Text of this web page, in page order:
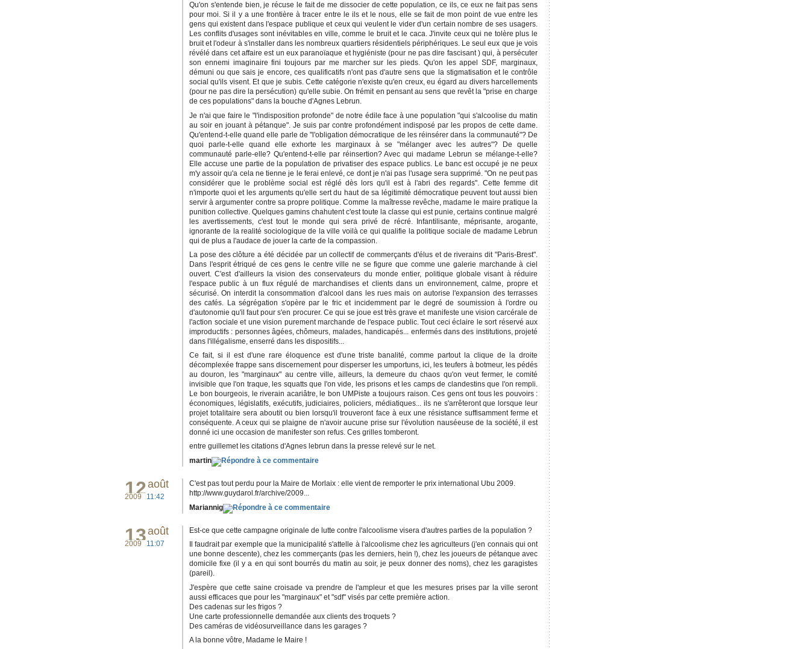
Qu'on s'entende bien, je récuse le fait de me dissocier de cette population, ce ils, ce eux ne fait pas sens
pour moi. Si il y a une frontière à tracer entre le ils et le nous, elle se fait de mon point de vue entre les
gens qui existent dans l'espace publique et ceux qui veulent le vider d'un certain nombre de ses usagers.
Les conflits d'usages sont inévitables en ville, comme le bruit et le caca. J'invite ceux qui ne tolère plus le
bruit et l'odeur à s'installer dans les nombreux quartiers résidentiels périphériques. Le seul eux que je vois
révélé dans cet affaire est un eux paranoïaque et hygiéniste (pour ne pas dire fascisant ) qui, à persécuter
son ennemi imaginaire fini toujours par me marcher sur les pieds. Qu'on les appel SDF, marginaux,
démuni ou que sais je encore, ces qualificatifs n'ont pas d'autre sens que la stigmatisation et le contrôle
social qu'ils visent. Et que je subis. Cette catégorie n'existe qu'en creux, eu égard au divers harcellements
(pour ne pas dire la persécution) qu'elle subie. On frémit en pensant au sens que revêt la "prise en charge
de ces populations" dans la bouche d'Agnes Lebrun.
Je n'ai que faire le "l'indisposition profonde" de notre édile face à une population "qui s'alcoolise du matin
au soir en jouant à pétanque". Je suis par contre profondément indisposé par les propos de cette dame.
Qu'entend-t-elle quand elle parle de "l'obligation démocratique de les réinsérer dans la communauté"? De
quoi parle-t-elle quand elle exhorte les marginaux à se "mélanger avec les autres"? De quelle
communauté parle-elle? Qu'entend-t-elle par réinsertion? Avec qui madame Lebrun se mélange-t-elle?
Elle accuse une partie de la population de privatiser des espace publics. Le banc est occupé je ne peux
m'y assoir qu'a cela ne tienne je le ferai enlevé, ce dont je n'ai pas l'usage sera supprimé. "On ne peut pas
considérer que le problème social est réglé dès lors qu'il est à l'abri des regards". Cette femme dit
n'importe quoi et les arguments qu'elle sert du haut de sa légitimité démocratique peuvent tout aussi bien
servir à argumenter contre sa propre politique. Comme la maîtresse revêche, madame le maire pratique la
punition collective. Quelques gamins chahutent c'est toute la classe qui est punie, certains continue malgré
les avertissements, c'est tout le monde qui sera privé de récré. Infantilisante, méprisante, arogante,
ignorante de la realité sociologique de la ville voilà ce qui qualifie la politique sociale de madame Lebrun
qui de plus a l'audace de jouer la carte de la compassion.
La pose des clôture a été décidée par un collectif de commerçants d'élus et de riverains dit "Paris-Brest".
Dans l'esprit étriqué de ces gens le centre ville ne se figure que comme une galerie marchande à ciel
ouvert. C'est d'ailleurs la vision des conservateurs du monde entier, politique globale visant à réduire
l'espace public à un flux régulé de marchandises et clients dans un environnement, calme, propre et
sécurisé. On interdit la consommation d'alcool dans les rues mais on autorise l'expansion des terrasses
des cafés. La ségrégation s'opère par le fric et incidemment par le degré de soumission à l'ordre ou
d'autonomie qu'il faut pour s'en procurer. Ce qui se joue est très grave et manifeste une vision carcérale de
l'action sociale et une vision purement marchande de l'espace public. Tout ceci éclaire le sort réservé aux
improductifs : personnes âgées, chômeurs, malades, handicapés... enfermés dans des institutions, projeté
dans l'illégalisme, enserré dans les dispositifs...
Ce fait, si il est d'une rare éloquence est d'une triste banalité, comme partout la clique de la droite
décomplexée frappe sans discernement pour disperser les umportuns, ici, les teufers à botmeur, les pédés
au douron, les "marginaux" au centre ville, ailleurs, la demeure du chaos qu'on veut fermer, le comité
invisible que l'on traque, les squatts que l'on vide, les prisons et les camps de clandestins que l'on rempli.
Le bon bourgeois, le riverain acariâtre, le bon UMPiste a toujours raison. Ces gens ont tous les pouvoirs :
économiques, législatifs, exécutifs, judiciaires, policiers, médiatiques... ils ne s'arrêteront que lorsque leur
projet totalitaire sera aboutit ou bien lorsqu'il trouveront face à eux une résistance suffisamment ferme et
conséquente. A ceux qui se plaigne de n'avoir aucune prise sur l'évolution nauséeuse de la société, il est
donné ici une occasion de manifester son refus. Ces grilles tomberont.
entre guillemet les citations d'Agnes lebrun dans la presse relevé sur le net.
martin
12août
2009 11:42
C'est pas tout perdu pour la Maire de Morlaix : elle vient de remporter le prix international Ubu 2009.
http://www.guydarol.fr/archive/2009...
Mariannig
13août
2009 11:07
Est-ce que cette campagne originale de lutte contre l'alcoolisme visera d'autres parties de la population ?
Il faudrait par exemple que la municipalité s'attelle à l'alcoolisme chez les agriculteurs (j'en connais qui ont
une bonne descente), chez les commerçants (pas les derniers, hein !), chez les joueurs de pétanque avec
domicile fixe (il y a en qui sont bourrés du matin au soir, je peux donner des noms), chez les garagistes
(pareil).
J'espère que cette saine croisade va prendre de l'ampleur et que les mesures prises par la ville seront
aussi efficaces que pour les "marginaux" et "sdf" visés par cette première action.
Des cadenas sur les frigos ?
Une carte professionnelle demandée aux clients des troquets ?
Des caméras de vidéosurveillance dans les garages ?
A la bonne vôtre, Madame le Maire !